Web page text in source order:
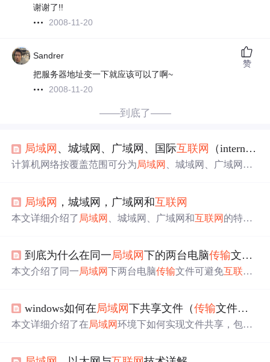
谢谢了!!
2008-11-20
Sandrer
把服务器地址变一下就应该可以了啊~
2008-11-20
赞
——到底了——
局域网 、城域网、广域网、国际互联网 （internet）
计算机网络按覆盖范围可分为局域网
、城域网、广域网和
中国人访问国外网络的数据传输路线等信息技术相关内
容。
局域网 ，城域网，广域网和互联网
本文详细介绍了 局域网 、城域网、广域网和互联网 的特点
换机和路由器的功能与作用。
到底为什么在同一局域网下的两台电脑传输文件可以避免
本文介绍了同一局域网下两台电脑传输文件可避免互联网
庭、办公室等使用场景，还给出了 PHP 代码示例，最后总
结了其优势和适用场景。
windows如何在局域网下共享文件（传输文件、修改文件）
本文详细介绍了在局域网环境下如何实现文件共享，包括